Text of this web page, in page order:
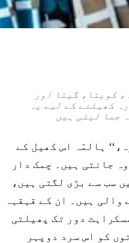
کویتا، گیتا اور
کھیلنے کے لیے یہ
جما لیتی ہیں
ہالمّہ اس کھیل کے
جانتی ہیں۔ چمک دار
سب سے بڑی لگتی ہیں،
کی ہونے والی ہیں۔ ان کے قہقہہ
دور تک پھیلتی
کو اس سرد دوپہر